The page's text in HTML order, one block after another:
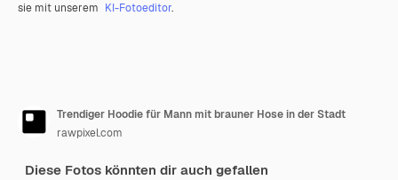
sie mit unserem KI-Fotoeditor.
Trendiger Hoodie für Mann mit brauner Hose in der Stadt
rawpixel.com
Diese Fotos könnten dir auch gefallen